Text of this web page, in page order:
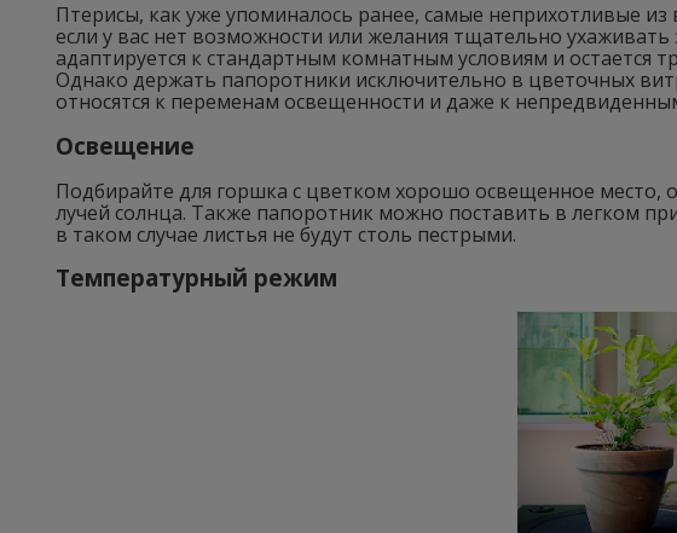
Птерисы, как уже упоминалось ранее, самые неприхотливые
если у вас нет возможности или желания тщательно
адаптируется к стандартным комнатным условиям и остается
Однако держать папоротники исключительно в цветочных
относятся к переменам освещенности и даже к
Освещение
Подбирайте для горшка с цветком хорошо освещенное место,
лучей солнца. Также папоротник можно поставить в легком
в таком случае листья не будут столь пестрыми.
Температурный режим